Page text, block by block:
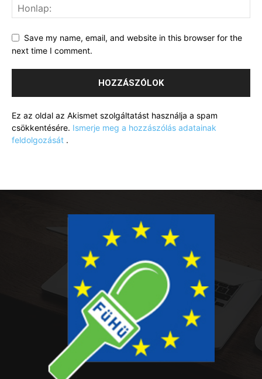
Save my name, email, and website in this browser for the
next time I comment.
Ez az oldal az Akismet szolgáltatást használja a spam
csökkentésére. Ismerje meg a hozzászólás adatainak
feldolgozását .